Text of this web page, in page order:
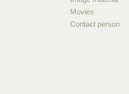
Movies
Contact person